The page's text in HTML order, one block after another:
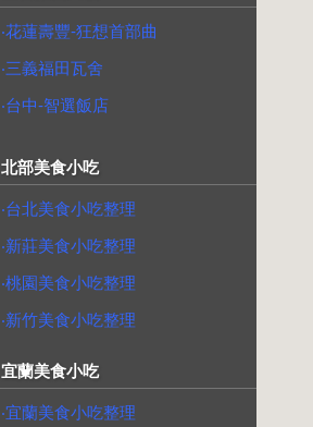
‧花蓮壽豐-狂想首部曲
‧三義福田瓦舍
‧台中-智選飯店
北部美食小吃
‧台北美食小吃整理
‧新莊美食小吃整理
‧桃園美食小吃整理
‧新竹美食小吃整理
宜蘭美食小吃
‧宜蘭美食小吃整理